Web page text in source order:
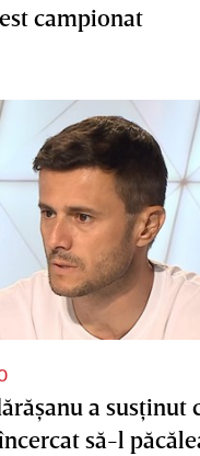
campionat
a susţinut
să-l